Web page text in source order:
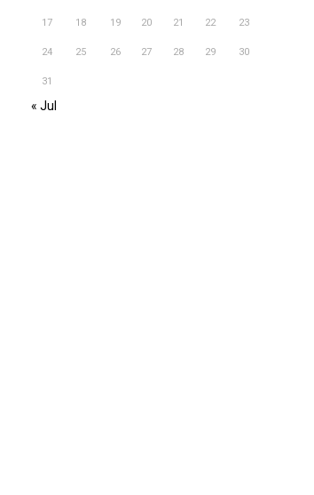
17 18 19 20 21 22 23
24 25 26 27 28 29 30
31
« Jul